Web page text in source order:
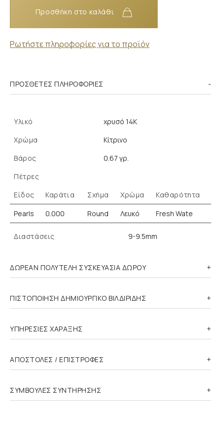
Προσθήκη στο καλάθι
Ρωτήστε πληροφορίες για το προϊόν
ΠΡΌΣΘΕΤΕΣ ΠΛΗΡΟΦΟΡΊΕΣ
Υλικό
χρυσό 14K
Χρώμα
Κίτρινο
Βάρος
0.67 γρ.
Πέτρες
Είδος
Καράτια Σχήμα Χρώμα
Καθαρότητα
Pearls
0.000 Round Λευκό Fresh Wate
Διαστάσεις 9-9.5mm
ΔΩΡΕΑΝ ΠΟΛΥΤΕΛΗ ΣΥΣΚΕΥΑΣΙΑ ΔΩΡΟΥ
ΠΙΣΤΟΠΟΙΗΣΗ ΔΗΜΙΟΥΡΓΙΚΟ ΒΙΛΔΙΡΙΔΗΣ
ΥΠΗΡΕΣΙΕΣ ΧΑΡΑΞΗΣ
ΑΠΟΣΤΟΛΕΣ / ΕΠΙΣΤΡΟΦΕΣ
ΣΥΜΒΟΥΛΕΣ ΣΥΝΤΗΡΗΣΗΣ